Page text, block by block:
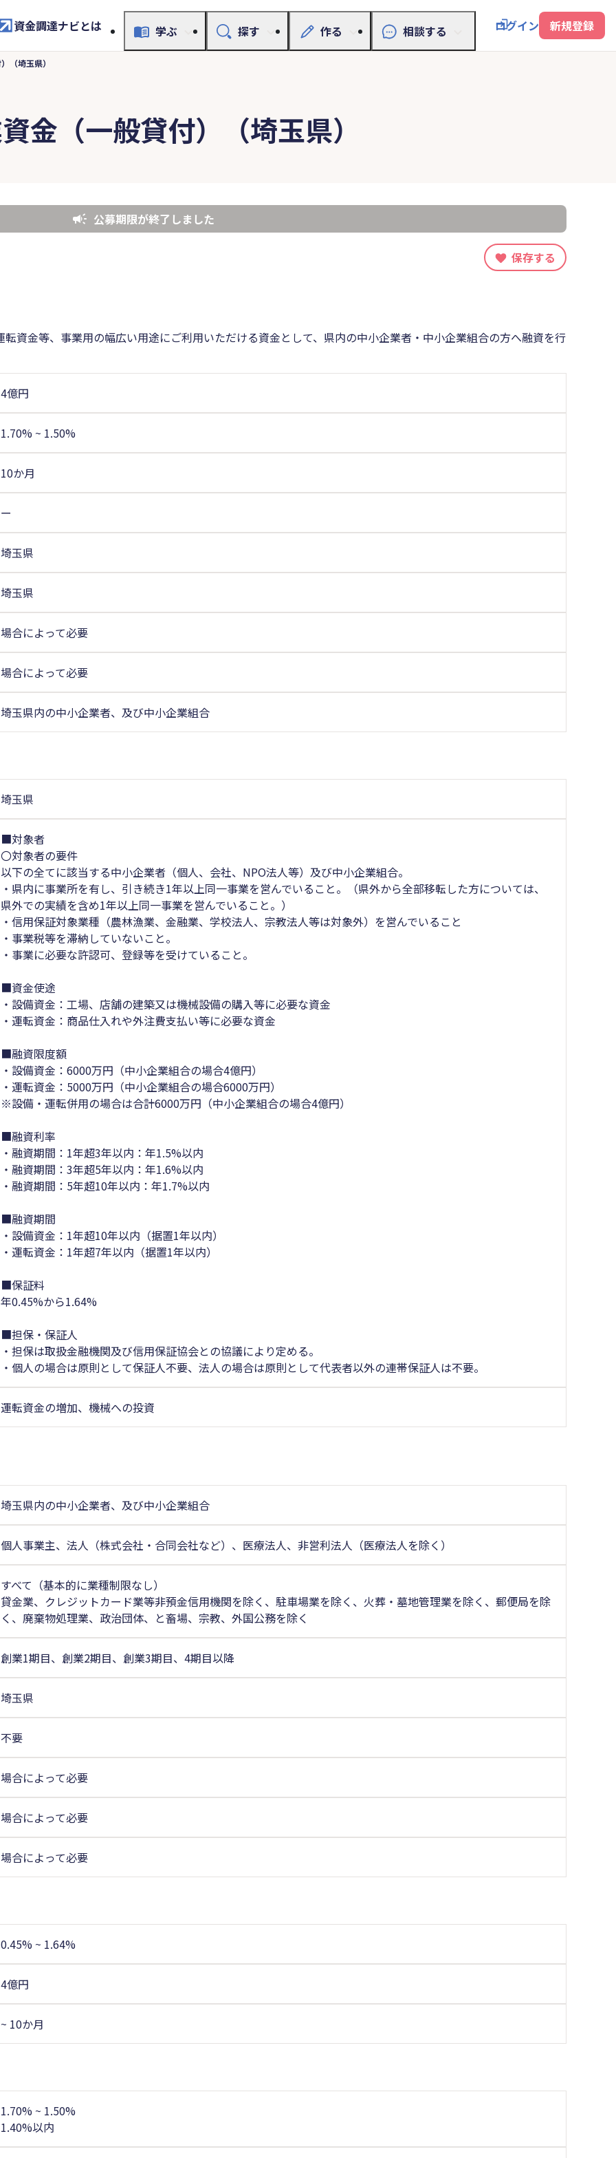
資金調達ナビとは 学ぶ 探す 作る 相談する ログイン 新規登録
（埼玉県）
金（一般貸付）（埼玉県）
公募期限が終了しました
保存する
資金等、事業用の幅広い用途にご利用いただける資金として、県内の中小企業者・中小企業組合の方へ融資を行
4億円
1.70% ~ 1.50%
10か月
ー
埼玉県
埼玉県
場合によって必要
場合によって必要
埼玉県内の中小企業者、及び中小企業組合
埼玉県
■対象者
〇対象者の要件
以下の全てに該当する中小企業者（個人、会社、NPO法人等）及び中小企業組合。
・県内に事業所を有し、引き続き1年以上同一事業を営んでいること。（県外から全部移転した方については、
県外での実績を含め1年以上同一事業を営んでいること。）
・信用保証対象業種（農林漁業、金融業、学校法人、宗教法人等は対象外）を営んでいること
・事業税等を滞納していないこと。
・事業に必要な許認可、登録等を受けていること。
■資金使途
・設備資金：工場、店舗の建築又は機械設備の購入等に必要な資金
・運転資金：商品仕入れや外注費支払い等に必要な資金
■融資限度額
・設備資金：6000万円（中小企業組合の場合4億円）
・運転資金：5000万円（中小企業組合の場合6000万円）
※設備・運転併用の場合は合計6000万円（中小企業組合の場合4億円）
■融資利率
・融資期間：1年超3年以内：年1.5%以内
・融資期間：3年超5年以内：年1.6%以内
・融資期間：5年超10年以内：年1.7%以内
■融資期間
・設備資金：1年超10年以内（据置1年以内）
・運転資金：1年超7年以内（据置1年以内）
■保証料
年0.45%から1.64%
■担保・保証人
・担保は取扱金融機関及び信用保証協会との協議により定める。
・個人の場合は原則として保証人不要、法人の場合は原則として代表者以外の連帯保証人は不要。
運転資金の増加、機械への投資
埼玉県内の中小企業者、及び中小企業組合
個人事業主、法人（株式会社・合同会社など）、医療法人、非営利法人（医療法人を除く）
すべて（基本的に業種制限なし）
貸金業、クレジットカード業等非預金信用機関を除く、駐車場業を除く、火葬・墓地管理業を除く、郵便局を除
く、廃棄物処理業、政治団体、と畜場、宗教、外国公務を除く
創業1期目、創業2期目、創業3期目、4期目以降
埼玉県
不要
場合によって必要
場合によって必要
場合によって必要
0.45% ~ 1.64%
4億円
~ 10か月
1.70% ~ 1.50%
1.40%以内